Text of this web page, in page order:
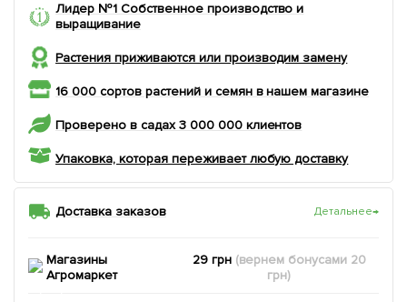
Лидер №1 Собственное производство и
выращивание
Растения приживаются или производим замену
16 000 сортов растений и семян в нашем магазине
Проверено в садах 3 000 000 клиентов
Упаковка, которая переживает любую доставку
Доставка заказов Детальнее→
Магазины
Агромаркет
29 грн (вернем бонусами 20
грн)